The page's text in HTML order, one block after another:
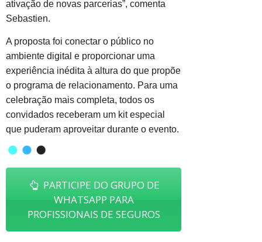
ativação de novas parcerias”, comenta
Sebastien.
A proposta foi conectar o público no
ambiente digital e proporcionar uma
experiência inédita à altura do que propõe
o programa de relacionamento. Para uma
celebração mais completa, todos os
convidados receberam um kit especial
que puderam aproveitar durante o evento.
PARTICIPE DO GRUPO DE
WHATSAPP PARA
PROFISSIONAIS DE SEGUROS